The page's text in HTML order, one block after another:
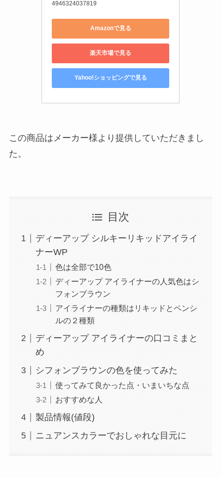
4946324037819
Amazonで見る
楽天市場で見る
Yahoo!ショッピングで見る
この商品はメーカー様より提供していただきまし
た。
目次
ディーアップ シルキーリキッドアイライ
ナーWP
色は全部で10色
ディーアップ アイライナーの人気色はシ
フォンブラウン
アイライナーの種類はリキッドとペンシ
ルの２種類
ディーアップ アイライナーの口コミまと
め
シフォンブラウンの色を使ってみた
使ってみて良かった点・いまいちな点
おすすめな人
製品情報(値段)
ニュアンスカラーでおしゃれな目元に